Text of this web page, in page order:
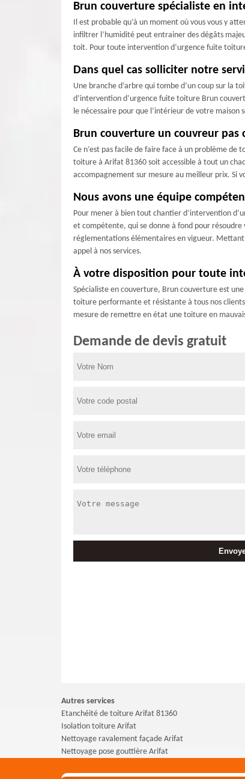
Brun couverture spécialiste en
Il est probable qu’à un moment où vous vous y
infiltrer l’humidité peut entrainer des dégâts
toit. Pour toute intervention d’urgence fuite
Dans quel cas solliciter notre
Une branche d’arbre qui tombe d’un coup sur la
d’intervention d’urgence fuite toiture Brun
le nécessaire pour que l’intérieur de votre
Brun couverture un couvreur
Ce n’est pas facile de faire face à un problème
toiture à Arifat 81360 soit accessible à tout un
accompagnement sur mesure au meilleur prix. Si
Nous avons une équipe
Pour mener à bien tout chantier d’intervention
et compétente, qui se donne à fond pour
réglementations élémentaires en vigueur.
appel à nos services.
À votre disposition pour toute
Spécialiste en couverture, Brun couverture est
toiture performante et résistante à tous nos
mesure de remettre en état une toiture en
Demande de devis gratuit
Autres services
Etanchéité de toiture Arifat 81360
Isolation toiture Arifat
Nettoyage ravalement façade Arifat
Nettoyage pose gouttière Arifat